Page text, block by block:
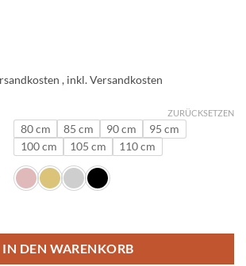
80 cm 85 cm 90 cm
95 cm
100 cm
105 cm 110 cm
ZURÜCKSETZEN
IN DEN WARENKORB